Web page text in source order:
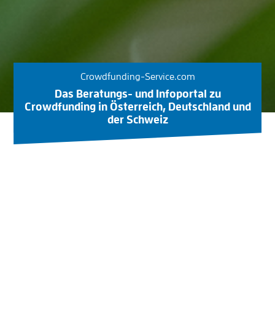
Crowdfunding-Service.com
Das Beratungs- und Infoportal zu
Crowdfunding in Österreich, Deutschland und
der Schweiz